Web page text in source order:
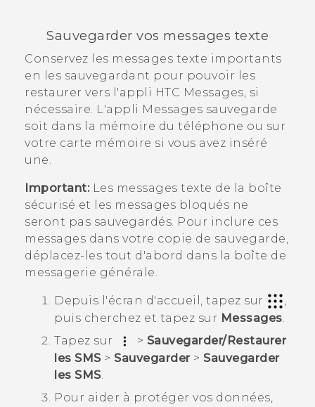
Sauvegarder vos messages texte
Conservez les messages texte importants
en les sauvegardant pour pouvoir les
restaurer vers l'appli HTC Messages , si
nécessaire. L'appli Messages sauvegarde
soit dans la mémoire du téléphone ou sur
votre carte mémoire si vous avez inséré
une.
Important:Les messages texte de la boîte
sécurisé et les messages bloqués ne
seront pas sauvegardés. Pour inclure ces
messages dans votre copie de sauvegarde,
déplacez-les tout d'abord dans la boîte de
messagerie générale.
Depuis l'écran d'accueil , tapez sur
puis cherchez et tapez sur Messages.
Tapez sur
> Sauvegarder/Restaurer
les SMS> Sauvegarder> Sauvegarder
les SMS.
Pour aider à protéger vos données,